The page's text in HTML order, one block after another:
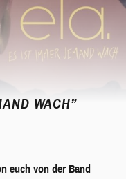
WACH”
euch von der Band